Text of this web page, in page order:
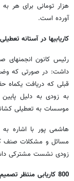
هزار تومانی برای هر
آورده است.
کاریابیها در آستانه تعطیلی
رئیس کانون انجمنهای
داشت: در صورتی که
قبلی که دریافت یکماه
به زودی به دلیل
موسسات به تعطیلی
هاشمی پور با اشاره
مسائل و مشکلات صنف
زودی نشست مشترکی
800 کاریابی منتظر تصمیم جدید